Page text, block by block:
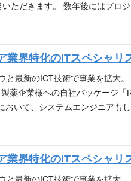
、業務改善、業務効率化の経
スケア業界向けに、IT化構想支
ただきます。 数年後にはプロ
ベンダ管理・課題管理・進捗管
議ファシリテーション・チーム
ム・業務に沿った目標達成度
顧客の業務要件等をくみ取り
業界特化のITスペシャリ
最新のICT技術で事業を拡大
薬企業様への自社パッケージ「
いて、システムエンジニアも
来的な広がり】 数年後には、
ていただきます。 ※製薬業界や
細設計、コーディング、単体
ト/テクニカルエキスパートな
業界特化のITスペシャリ